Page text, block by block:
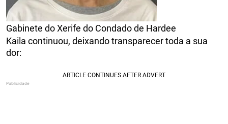
Gabinete do Xerife do Condado de Hardee
Kaila continuou, deixando transparecer toda a sua
dor: